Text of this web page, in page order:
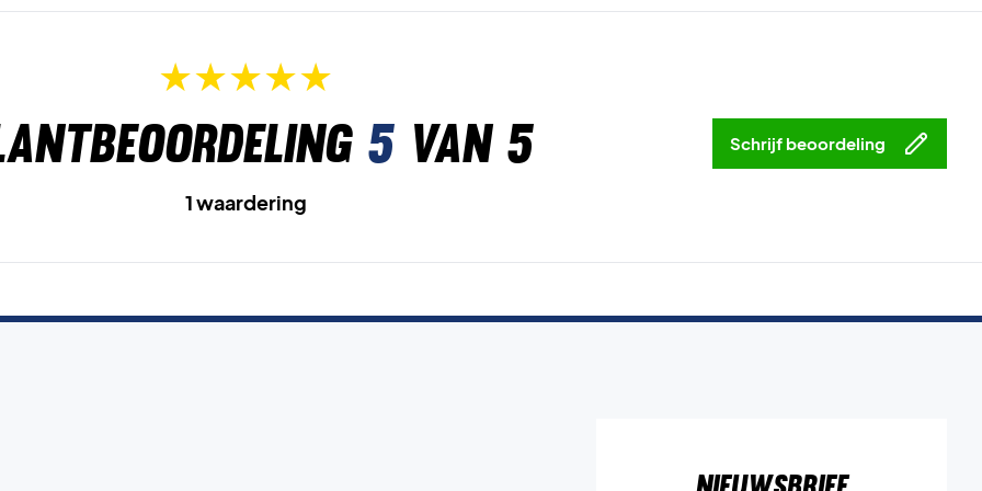
5van 5 Schrijf beoordeling
1 waardering